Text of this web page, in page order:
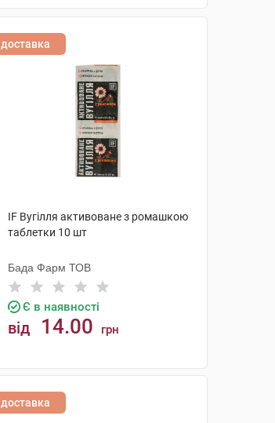
доставка
IF Вугілля активоване з ромашкою
таблетки 10 шт
Бада Фарм ТОВ
Є в наявності
від 14.00 грн
доставка